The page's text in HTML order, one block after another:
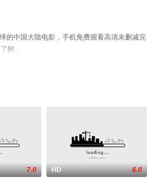
的中国大陆电影，手机免费观看高清未删减完
解。
7.0 HD 6.0